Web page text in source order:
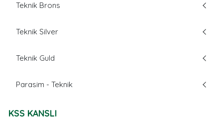
Teknik Brons
Teknik Silver
Teknik Guld
Parasim - Teknik
KSS KANSLI